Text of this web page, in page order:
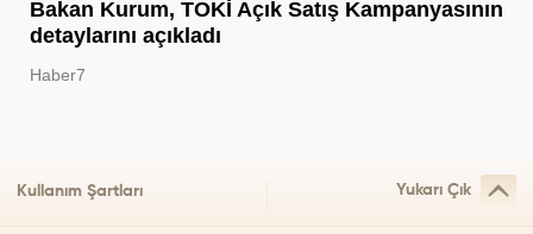
Bakan Kurum, TOKİ Açık Satış Kampanyasının
detaylarını açıkladı
Haber7
Kullanım Şartları Yukarı Çık